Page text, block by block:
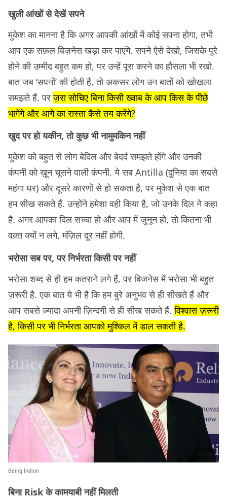
खुली आंखों से देखें सपने
मुकेश का मानना है कि अगर आपकी आंखों में कोई सपना होगा, तभी
आप एक सफ़ल बिज़नेस खड़ा कर पाएंगे. सपने ऐसे देखो, जिसके पूरे
होने की उम्मीद बहुत कम हो, पर उन्हें पूरा करने का हौसला भी रखो.
बात जब ‘सपनों’ की होती है, तो अकसर लोग उन बातों को खोखला
समझते हैं. परज़रा सोचिए बिना किसी ख्वाब के आप किस के पीछे
भागेंगे और आगे का रास्ता कैसे तय करेंगे?
खुद पर हो यकीन, तो कुछ भी नामुमकिन नहीं
मुकेश को बहुत से लोग बेदिल और बेदर्द समझते होंगे और उनकी
कंपनी को ख़ून चूसने वाली कंपनी. ये सब Antilla (दुनिया का सबसे
महंगा घर) और दूसरे कारणों से हो सकता है, पर मुकेश से एक बात
हम सीख सकते हैं. उन्होंने हमेशा वही किया है, जो उनके दिल ने कहा
है. अगर आपका दिल सच्चा हो और आप में जुनून हो, तो कितना भी
वक़्त क्यों न लगे, मंज़िल दूर नहीं होगी.
भरोसा सब पर, पर निर्भरता किसी पर नहीं
भरोसा शब्द से ही हम कतराने लगे हैं, पर बिजनेस में भरोसा भी बहुत
ज़रूरी है. एक बात ये भी है कि हम बुरे अनुभव से ही सीखते हैं और
आप सबसे ज़्यादा अपनी ज़िन्दगी से ही सीख सकते हैं.विश्वास ज़रूरी
है, किसी पर भी निर्भरता आपको मुश्किल में डाल सकती है.
Being Indian
बिना Risk के कामयाबी नहीं मिलती